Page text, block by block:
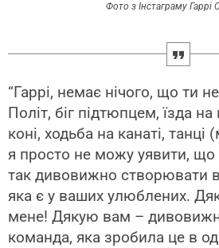
Фото з Інстаграму Гаррі
“Гаррі, немає нічого, що ти
Політ, біг підтюпцем, їзда
коні, ходьба на канаті, танці
я просто не можу уявити,
так дивовижно створювати
яка є у ваших улюблених.
мене! Дякую вам –
команда, яка зробила це в